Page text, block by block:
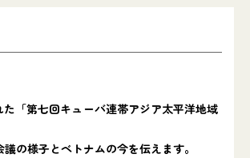
「第七回キューバ連帯アジア太平洋地域
の様子とベトナムの今を伝えます。